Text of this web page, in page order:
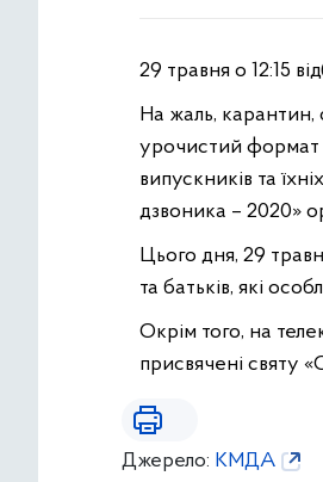
29 травня о 12:15
На жаль, карантин,
урочистий формат
випускників та
дзвоника – 2020»
Цього дня, 29
та батьків, які
Окрім того, на
присвячені святу
Джерело: КМДА